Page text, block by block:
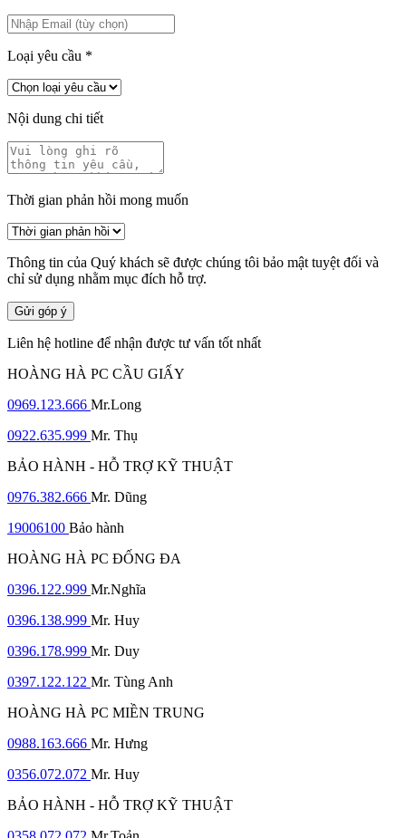
Loại yêu cầu *
Nội dung chi tiết
Thời gian phản hồi mong muốn
Thông tin của Quý khách sẽ được chúng tôi bảo mật tuyệt đối và
chỉ sử dụng nhằm mục đích hỗ trợ.
Gửi góp ý
Liên hệ hotline để nhận được tư vấn tốt nhất
HOÀNG HÀ PC CẦU GIẤY
0969.123.666 Mr.Long
0922.635.999 Mr. Thụ
BẢO HÀNH - HỖ TRỢ KỸ THUẬT
0976.382.666 Mr. Dũng
19006100 Bảo hành
HOÀNG HÀ PC ĐỐNG ĐA
0396.122.999 Mr.Nghĩa
0396.138.999 Mr. Huy
0396.178.999 Mr. Duy
0397.122.122 Mr. Tùng Anh
HOÀNG HÀ PC MIỀN TRUNG
0988.163.666 Mr. Hưng
0356.072.072 Mr. Huy
BẢO HÀNH - HỖ TRỢ KỸ THUẬT